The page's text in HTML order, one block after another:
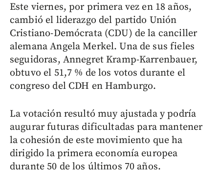
Este viernes, por primera vez en 18 años,
cambió el liderazgo del partido Unión
Cristiano-Demócrata (CDU) de la canciller
alemana Angela Merkel. Una de sus fieles
seguidoras, Annegret Kramp-Karrenbauer,
obtuvo el 51,7 % de los votos durante el
congreso del CDH en Hamburgo.
La votación resultó muy ajustada y podría
augurar futuras dificultadas para mantener
la cohesión de este movimiento que ha
dirigido la primera economía europea
durante 50 de los últimos 70 años.